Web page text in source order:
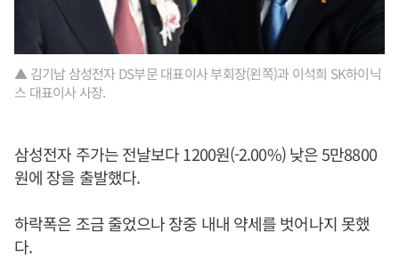
▲ 김기남 삼성전자 DS부문 대표이사 부회장(왼쪽)과 이석희 SK하이닉
스 대표이사 사장.
삼성전자 주가는 전날보다 1200원(-2.00%) 낮은 5만8800
원에 장을 출발했다.
하락폭은 조금 줄었으나 장중 내내 약세를 벗어나지 못했
다.